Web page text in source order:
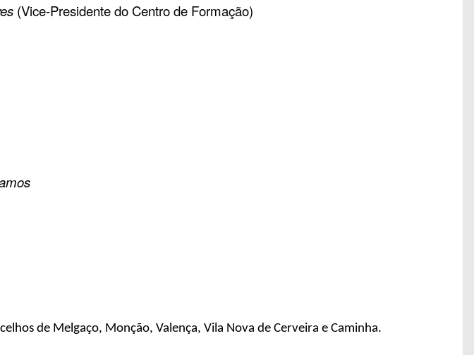
(Vice-Presidente do Centro de Formação)
de Melgaço, Monção, Valença, Vila Nova de Cerveira e Caminha.